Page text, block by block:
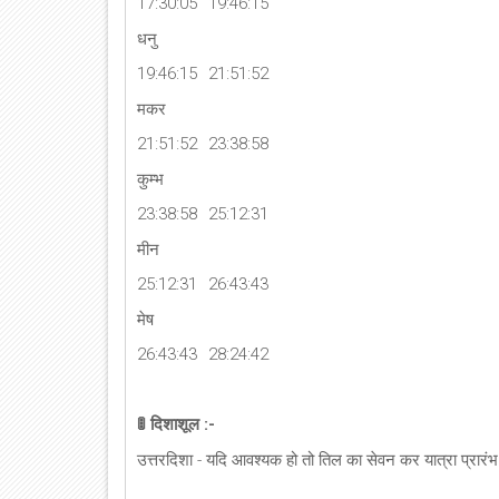
धनु
19:46:15
21:51:52
मकर
21:51:52
23:38:58
कुम्भ
23:38:58
25:12:31
मीन
25:12:31
26:43:43
मेष
26:43:43
28:24:42
🚦 दिशाशूल :-
उत्तरदिशा - यदि आवश्यक हो तो तिल का सेवन कर यात्रा